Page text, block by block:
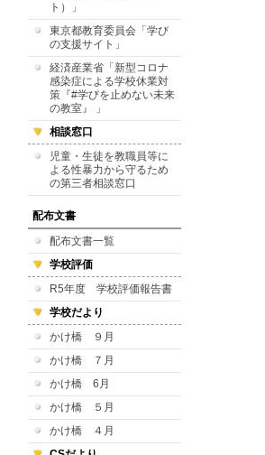
ト）」
東京都教育委員会「学び
の支援サイト」
経済産業省「新型コロナ
感染症による学校休業対
策『#学びを止めない未来
の教室』 」
相談窓口
児童・生徒を教職員等に
よる性暴力から守るため
の第三者相談窓口
配布文書
配布文書一覧
学校評価
R5年度 学校評価報告書
学校だより
かけ橋 ９月
かけ橋 ７月
かけ橋 6月
かけ橋 ５月
かけ橋 ４月